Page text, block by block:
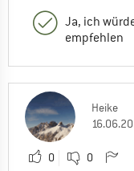
Ja, ich
empfehlen
Heike
0 0